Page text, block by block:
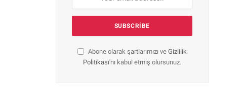
Abone olarak şartlarımızı ve Gizlilik
Politikası'nı kabul etmiş olursunuz.